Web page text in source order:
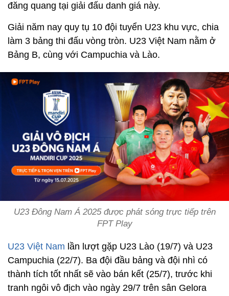
đăng quang tại giải đấu danh giá này.
Giải năm nay quy tụ 10 đội tuyển U23 khu vực, chia
làm 3 bảng thi đấu vòng tròn. U23 Việt Nam nằm ở
Bảng B, cùng với Campuchia và Lào.
U23 Đông Nam Á 2025 được phát sóng trực tiếp trên
FPT Play
U23 Việt Nam lần lượt gặp U23 Lào (19/7) và U23
Campuchia (22/7). Ba đội đầu bảng và đội nhì có
thành tích tốt nhất sẽ vào bán kết (25/7), trước khi
tranh ngôi vô địch vào ngày 29/7 trên sân Gelora